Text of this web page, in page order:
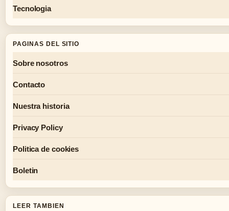
Tecnologia
PAGINAS DEL SITIO
Sobre nosotros
Contacto
Nuestra historia
Privacy Policy
Politica de cookies
Boletin
LEER TAMBIEN